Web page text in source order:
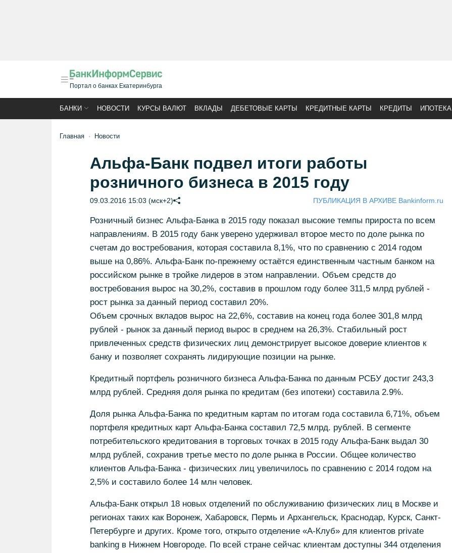
Портал о банках Екатеринбурга
БАНКИ НОВОСТИ КУРСЫ ВАЛЮТ ВКЛАДЫ ДЕБЕТОВЫЕ КАРТЫ КРЕДИТНЫЕ КАРТЫ КРЕДИТЫ ИПОТЕКА
Главная Новости
Альфа-Банк подвел итоги работы
розничного бизнеса в 2015 году
09.03.2016 15:03 (мск+2) ПУБЛИКАЦИЯ В АРХИВЕ Bankinform.ru
Розничный бизнес Альфа-Банка в 2015 году показал высокие темпы прироста по всем
направлениям. В 2015 году банк уверено удерживал второе место по доле рынка по
счетам до востребования, которая составила 8,1%, что по сравнению с 2014 годом
выше на 0,86%. Альфа-Банк по-прежнему остаётся единственным частным банком на
российском рынке в тройке лидеров в этом направлении. Объем средств до
востребования вырос на 30,2%, составив в прошлом году более 311,5 млрд рублей -
рост рынка за данный период составил 20%.
Объем срочных вкладов вырос на 22,6%, составив на конец года более 301,8 млрд
рублей - рынок за данный период вырос в среднем на 26,3%. Стабильный рост
привлеченных средств физических лиц демонстрирует высокое доверие клиентов к
банку и позволяет сохранять лидирующие позиции на рынке.
Кредитный портфель розничного бизнеса Альфа-Банка по данным РСБУ достиг 243,3
млрд рублей. Средняя доля рынка по кредитам (без ипотеки) составила 2.9%.
Доля рынка Альфа-Банка по кредитным картам по итогам года составила 6,71%, объем
портфеля кредитных карт Альфа-Банка составил 72,5 млрд. рублей. В сегменте
потребительского кредитования в торговых точках в 2015 году Альфа-Банк выдал 30
млрд рублей, сохранив третье место по доле рынка в России. Общее количество
клиентов Альфа-Банка - физических лиц увеличилось по сравнению с 2014 годом на
2,5% и составило более 14 млн человек.
Альфа-Банк открыл 18 новых отделений по обслуживанию физических лиц в Москве и
регионах таких как Воронеж, Хабаровск, Пермь и Архангельск, Краснодар, Курск, Санкт-
Петербурге и других. Кроме того, открыто отделение «А-Клуб» для клиентов private
banking в Нижнем Новгороде. По всей стране сейчас клиентам доступны 344 отделения